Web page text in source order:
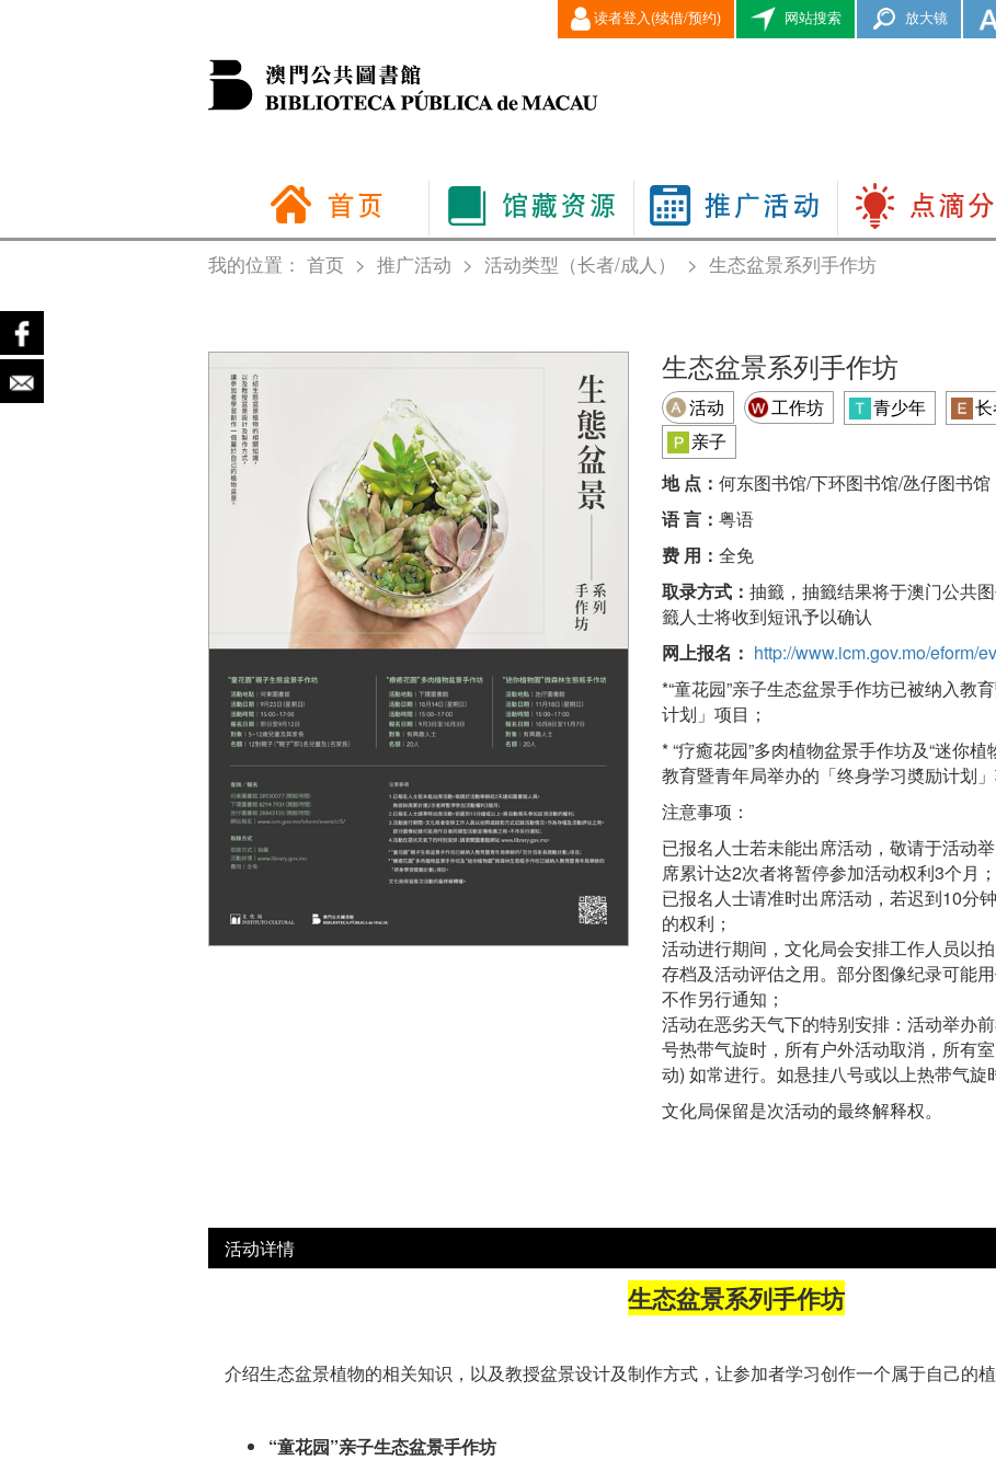
读者登入(续借/预约) 网站搜索 放大镜
我的位置： 首页> 推广活动 > 活动类型（长者/成人） > 生态盆景系列手作坊
生态盆景系列手作坊
活动 工作坊 青少年
亲子
地 点：何东图书馆/下环图书馆/氹仔图书馆
语 言：粤语
费 用：全免
取录方式：抽籤，抽籤结果将于澳门公共
籤人士将收到短讯予以确认
网上报名： http://www.icm.gov.mo/eform/
*“童花园”亲子生态盆景手作坊已被纳入教
计划」项目；
* “疗癒花园”多肉植物盆景手作坊及“迷你
教育暨青年局举办的「终身学习奬励计划」
注意事项：
已报名人士若未能出席活动，敬请于活动
席累计达2次者将暂停参加活动权利3个月；
已报名人士请准时出席活动，若迟到10分
的权利；
活动进行期间，文化局会安排工作人员以
存档及活动评估之用。部分图像纪录可能
不作另行通知；
活动在恶劣天气下的特别安排：活动举办
号热带气旋时，所有户外活动取消，所有
动) 如常进行。如悬挂八号或以上热带气旋
文化局保留是次活动的最终解释权。
活动详情
生态盆景系列手作坊
介绍生态盆景植物的相关知识，以及教授盆景设计及制作方式，让参加者学习创作一个属于自己的植
“童花园”亲子生态盆景手作坊